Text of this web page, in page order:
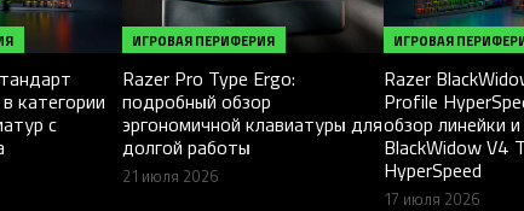
категории
с
ИГРОВАЯ ПЕРИФЕРИЯ
Razer Pro Type Ergo:
подробный обзор
эргономичной клавиатуры для
долгой работы
21 июля 2026
ИГРОВАЯ
Razer
Profile
обзор линейки
BlackWidow V4
HyperSpeed
17 июля 2026